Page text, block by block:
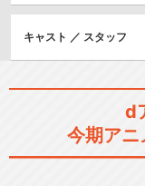
キャスト ／ スタッフ
d
今期アニ